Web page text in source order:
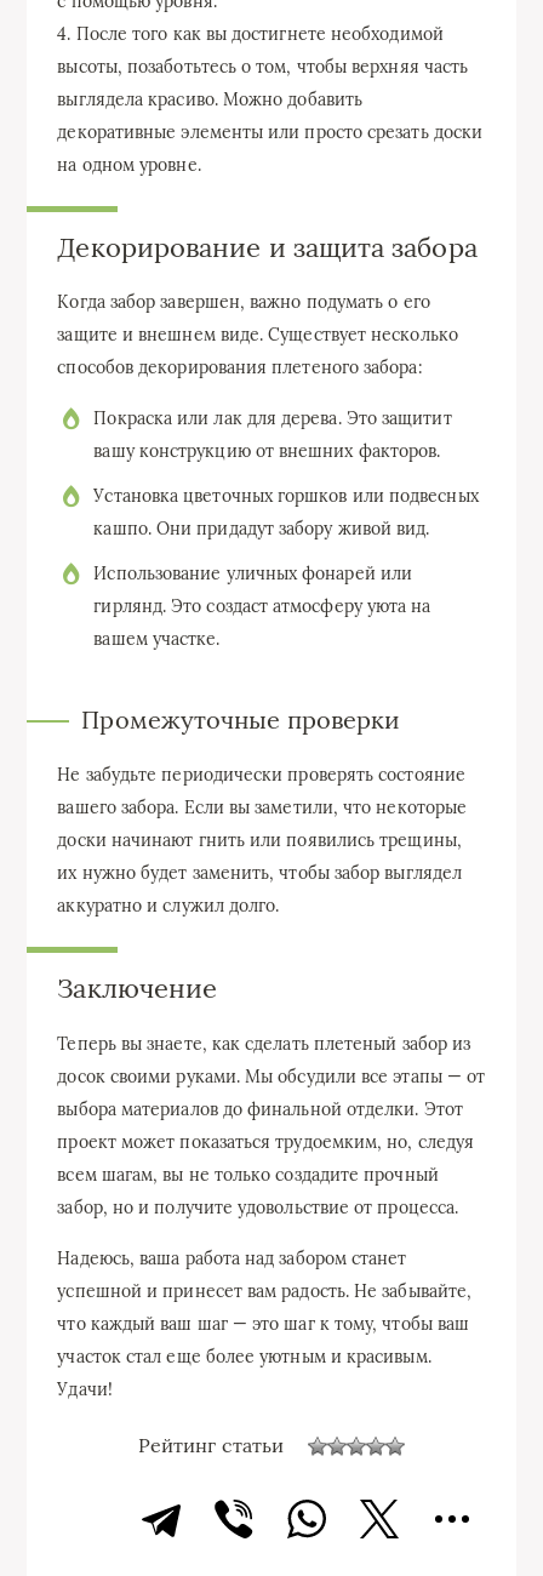
4. После того как вы достигнете необходимой
высоты, позаботьтесь о том, чтобы верхняя часть
выглядела красиво. Можно добавить
декоративные элементы или просто срезать доски
на одном уровне.
Декорирование и защита забора
Когда забор завершен, важно подумать о его
защите и внешнем виде. Существует несколько
способов декорирования плетеного забора:
Покраска или лак для дерева. Это защитит
вашу конструкцию от внешних факторов.
Установка цветочных горшков или подвесных
кашпо. Они придадут забору живой вид.
Использование уличных фонарей или
гирлянд. Это создаст атмосферу уюта на
вашем участке.
Промежуточные проверки
Не забудьте периодически проверять состояние
вашего забора. Если вы заметили, что некоторые
доски начинают гнить или появились трещины,
их нужно будет заменить, чтобы забор выглядел
аккуратно и служил долго.
Заключение
Теперь вы знаете, как сделать плетеный забор из
досок своими руками. Мы обсудили все этапы — от
выбора материалов до финальной отделки. Этот
проект может показаться трудоемким, но, следуя
всем шагам, вы не только создадите прочный
забор, но и получите удовольствие от процесса.
Надеюсь, ваша работа над забором станет
успешной и принесет вам радость. Не забывайте,
что каждый ваш шаг — это шаг к тому, чтобы ваш
участок стал еще более уютным и красивым.
Удачи!
Рейтинг статьи